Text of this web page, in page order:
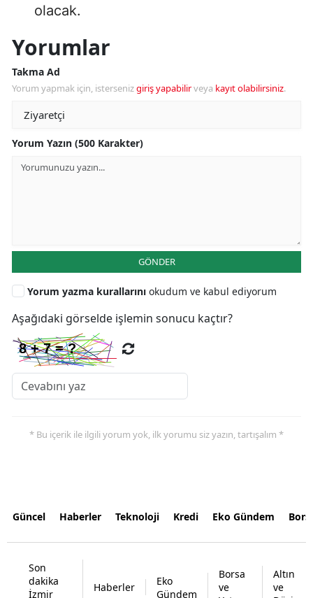
olacak.
Yorumlar
Takma Ad
Yorum yapmak için, istersenizgiriş yapabilirveya kayıt olabilirsiniz.
Yorum Yazın (500 Karakter)
GÖNDER
Yorum yazma kurallarını okudum ve kabul ediyorum
Aşağıdaki görselde işlemin sonucu kaçtır?
* Bu içerik ile ilgili yorum yok, ilk yorumu siz yazın, tartışalım *
Güncel Haberler Teknoloji Kredi Eko Gündem
Son
dakika
İzmir
Haberler
Eko
Gündem
Borsa
ve
Altın
ve